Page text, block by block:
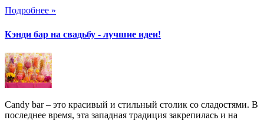
Подробнее »
Кэнди бар на свадьбу - лучшие идеи!
Candy bar – это красивый и стильный столик со сладостями. В
последнее время, эта западная традиция закрепилась и на